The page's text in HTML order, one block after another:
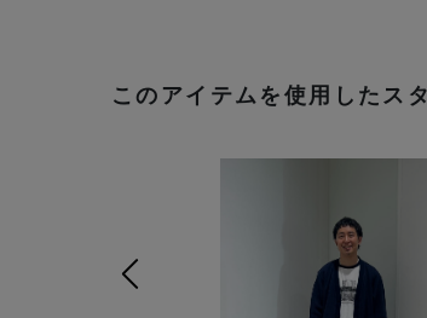
このアイテムを使用したス